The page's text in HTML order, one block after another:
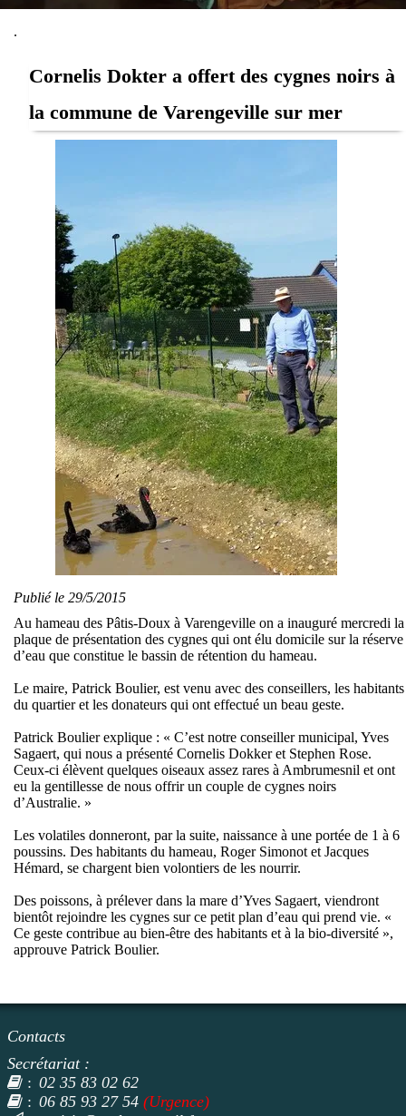
.
Cornelis Dokter a offert des cygnes noirs à
la commune de Varengeville sur mer
Publié le 29/5/2015
Au hameau des Pâtis-Doux à Varengeville on a inauguré mercredi la
plaque de présentation des cygnes qui ont élu domicile sur la réserve
d’eau que constitue le bassin de rétention du hameau.
Le maire, Patrick Boulier, est venu avec des conseillers, les habitants
du quartier et les donateurs qui ont effectué un beau geste.
Patrick Boulier explique : « C’est notre conseiller municipal, Yves
Sagaert, qui nous a présenté Cornelis Dokker et Stephen Rose.
Ceux-ci élèvent quelques oiseaux assez rares à Ambrumesnil et ont
eu la gentillesse de nous offrir un couple de cygnes noirs
d’Australie. »
Les volatiles donneront, par la suite, naissance à une portée de 1 à 6
poussins. Des habitants du hameau, Roger Simonot et Jacques
Hémard, se chargent bien volontiers de les nourrir.
Des poissons, à prélever dans la mare d’Yves Sagaert, viendront
bientôt rejoindre les cygnes sur ce petit plan d’eau qui prend vie. «
Ce geste contribue au bien-être des habitants et à la bio-diversité »,
approuve Patrick Boulier.
Contacts
Secrétariat :
: 02 35 83 02 62
: 06 85 93 27 54 (Urgence)